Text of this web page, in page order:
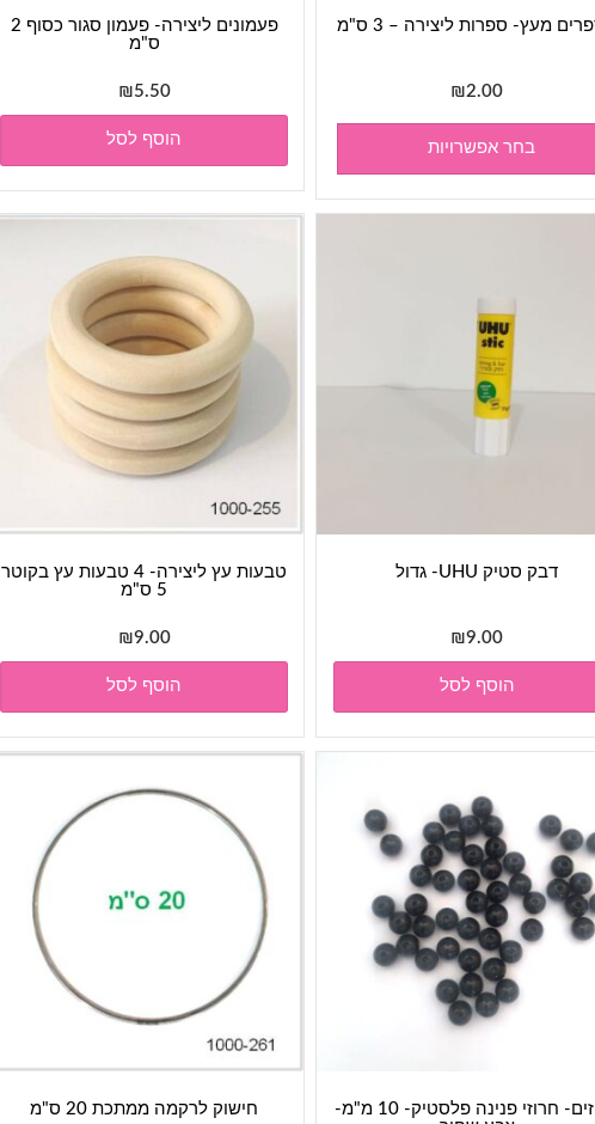
פעמונים ליצירה- פעמון סגור כסוף 2
ס"מ
₪5.50
הוסף לסל
מעץ- ספרות ליצירה – 3 ס"מ
₪2.00
בחר אפשרויות
טבעות עץ ליצירה- 4 טבעות עץ בקוטר
5 ס"מ
₪9.00
הוסף לסל
דבק סטיק UHU- גדול
₪9.00
הוסף לסל
חישוק לרקמה ממתכת 20 ס"מ
חרוזים- חרוזי פנינה פלסטיק- 10 מ"מ-